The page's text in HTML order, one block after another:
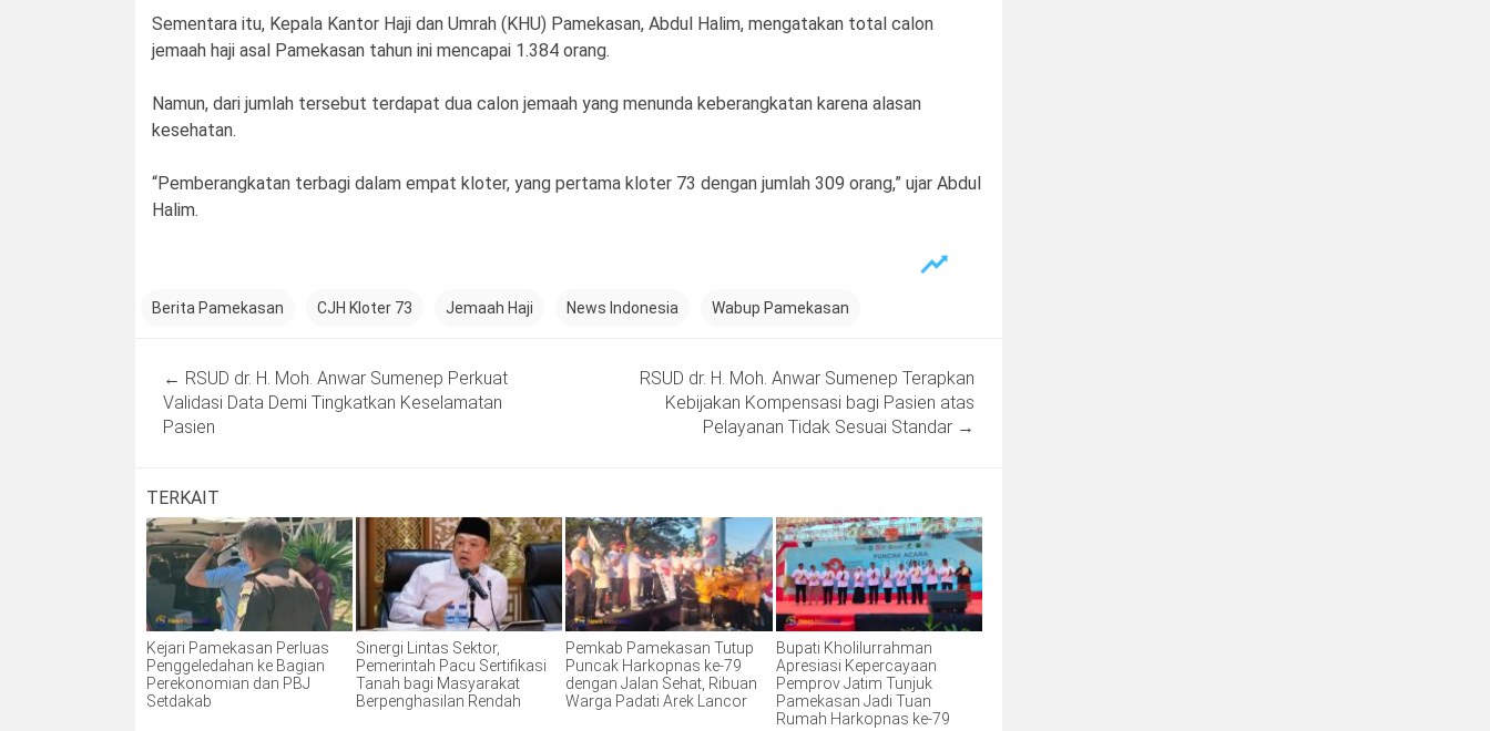
Sementara itu, Kepala Kantor Haji dan Umrah (KHU) Pamekasan, Abdul Halim, mengatakan total calon
jemaah haji asal Pamekasan tahun ini mencapai 1.384 orang.
Namun, dari jumlah tersebut terdapat dua calon jemaah yang menunda keberangkatan karena alasan
kesehatan.
“Pemberangkatan terbagi dalam empat kloter, yang pertama kloter 73 dengan jumlah 309 orang,” ujar Abdul
Halim.
Berita Pamekasan CJH Kloter 73 Jemaah Haji News Indonesia Wabup Pamekasan
navigation
← RSUD dr. H. Moh. Anwar Sumenep Perkuat
Validasi Data Demi Tingkatkan Keselamatan
Pasien
RSUD dr. H. Moh. Anwar Sumenep Terapkan
Kebijakan Kompensasi bagi Pasien atas
Pelayanan Tidak Sesuai Standar →
TERKAIT
Kejari Pamekasan Perluas
Penggeledahan ke Bagian
Perekonomian dan PBJ
Setdakab
Sinergi Lintas Sektor,
Pemerintah Pacu Sertifikasi
Tanah bagi Masyarakat
Berpenghasilan Rendah
Pemkab Pamekasan Tutup
Puncak Harkopnas ke-79
dengan Jalan Sehat, Ribuan
Warga Padati Arek Lancor
Bupati Kholilurrahman
Apresiasi Kepercayaan
Pemprov Jatim Tunjuk
Pamekasan Jadi Tuan
Rumah Harkopnas ke-79